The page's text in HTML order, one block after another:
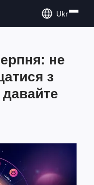
Ukr
не
з